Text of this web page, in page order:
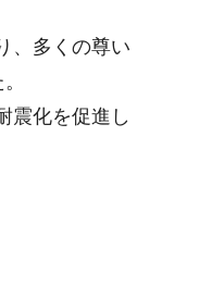
、多くの尊い
震化を促進し